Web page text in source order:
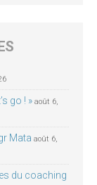
go ! » août 6,
Mata août 6,
du coaching